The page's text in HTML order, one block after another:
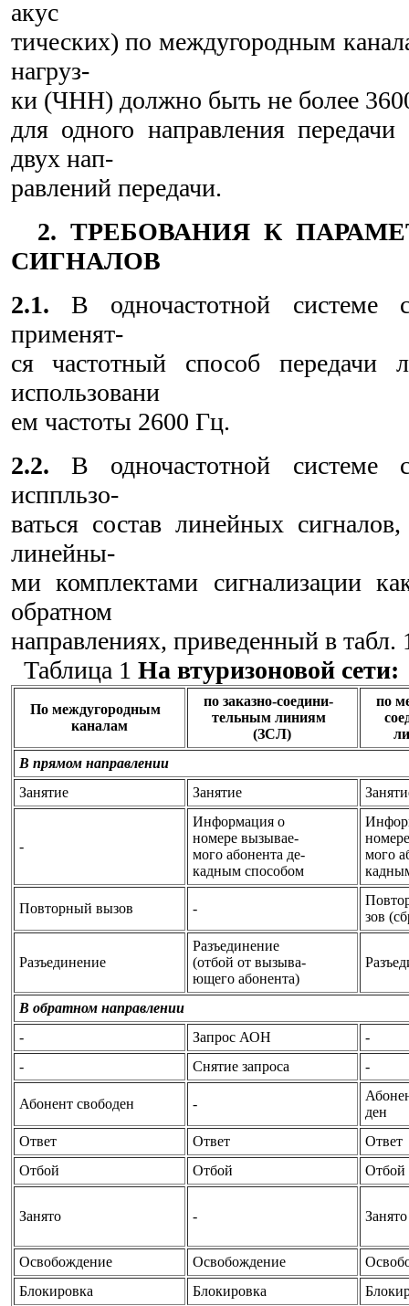
акус
тических) по междугородным
нагруз-
ки (ЧНН) должно быть не более
для одного направления
двух нап-
равлений передачи.
2. ТРЕБОВАНИЯ К
СИГНАЛОВ
2.1. В одночастотной системе
применят-
ся частотный способ передачи
использовани
ем частоты 2600 Гц.
2.2. В одночастотной системе
исппльзо-
ваться состав линейных
линейны-
ми комплектами сигнализации
обратном
направлениях, приведенный в табл.
Таблица 1 На втуризоновой сети:
По междугородным
каналам
по заказно-соедини-
тельным линиям
(ЗСЛ)
по
В прямом направлении
Занятие
Занятие
-
Информация о
номере вызывае-
мого абонента де-
кадным способом
мого
Повторный вызов -
зов
Разъединение
Разъединение
(отбой от вызыва-
ющего абонента)
В обратном направлении
-
Запрос АОН
-
-
Снятие запроса -
Абонент свободен -
ден
Ответ
Ответ
Ответ
Отбой
Отбой Отбой
Занято - Занято
Освобождение Освобождение
Блокировка
Блокировка